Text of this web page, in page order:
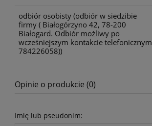
odbiór osobisty(odbiór w siedzibie
firmy ( Białogórzyno 42, 78-200
Białogard. Odbiór możliwy po
wcześniejszym kontakcie telefonicznym
784226058))
Opinie o produkcie (0)
Imię lub pseudonim: